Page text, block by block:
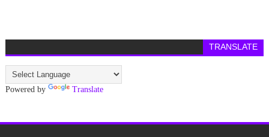
TRANSLATE
Powered by Translate